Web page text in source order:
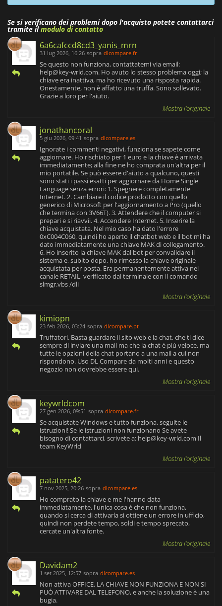
Se si verificano dei problemi dopo l'acquisto potete contattarci
tramite ilmodulo di contatto
6a6cafccd8cd3_yanis_mrn
31 lug 2026, 16:26 sopra dlcompare.fr
Se questo non funziona, contattatemi via email:
help@key-wrld.com. Ho avuto lo stesso problema oggi; la
chiave era inattiva, ma ho ricevuto una risposta rapida.
Onestamente, non è affatto una truffa. Sono sollevato.
Grazie a loro per l'aiuto.
Mostra l'originale
jonathancoral
5 giu 2026, 09:41 sopra dlcompare.es
Ignorate i commenti negativi, funziona se sapete come
aggiornare. Ho rischiato per 1 euro e la chiave è arrivata
immediatamente; alla fine ne ho comprata un'altra per il
mio portatile. Se può essere d'aiuto a qualcuno, questi
sono stati i passi esatti per aggiornare da Home Single
Language senza errori: 1. Spegnere completamente
Internet. 2. Cambiare il codice prodotto con quello
generico di Microsoft per l'aggiornamento a Pro (quello
che termina con 3V66T). 3. Attendere che il computer si
prepari e si riavvii. 4. Accendere Internet. 5. Inserire la
chiave acquistata. Nel mio caso ha dato l'errore
0xC004C060, quindi ho aperto il chatbot web e il bot mi ha
dato immediatamente una chiave MAK di collegamento.
6. Ho inserito la chiave MAK dal bot per convalidare il
sistema e, subito dopo, ho rimesso la chiave originale
acquistata per posta. Era permanentemente attiva nel
canale RETAIL, verificato dal terminale con il comando
slmgr.vbs /dli
Mostra l'originale
kimiopn
23 feb 2026, 03:24 sopra dlcompare.pt
Truffatori. Basta guardare il sito web e la chat, che ti dice
sempre di inviare una mail ma che la chat è più veloce, ma
tutte le opzioni della chat portano a una mail a cui non
rispondono. Uso DL Compare da molti anni e questo
negozio non dovrebbe essere qui.
Mostra l'originale
keywrldcom
27 gen 2026, 09:51 sopra dlcompare.fr
Se acquistate Windows e tutto funziona, seguite le
istruzioni! Se le istruzioni non funzionano Se avete
bisogno di contattarci, scrivete a: help@key-wrld.com Il
team KeyWrld
Mostra l'originale
patatero42
7 nov 2025, 20:26 sopra dlcompare.es
Ho comprato la chiave e me l'hanno data
immediatamente, l'unica cosa è che non funziona,
quando si cerca di attivarla si ottiene un errore in ufficio,
quindi non perdete tempo, soldi e tempo sprecato,
cercate un'altra fonte.
Mostra l'originale
Davidam2
1 set 2025, 12:57 sopra dlcompare.es
Non attiva OFFICE. LA CHIAVE NON FUNZIONA E NON SI
PUÒ ATTIVARE DAL TELEFONO, e anche la soluzione è una
bugia.